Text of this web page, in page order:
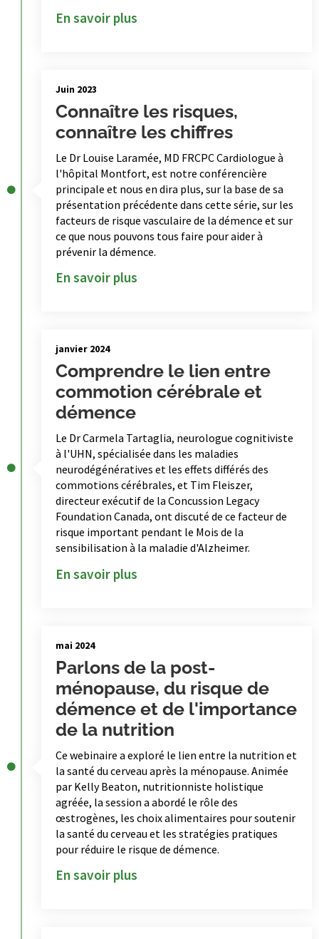
En savoir plus
Juin 2023
Connaître les risques,
connaître les chiffres
Le Dr Louise Laramée, MD FRCPC Cardiologue à
l'hôpital Montfort, est notre conférencière
principale et nous en dira plus, sur la base de sa
présentation précédente dans cette série, sur les
facteurs de risque vasculaire de la démence et sur
ce que nous pouvons tous faire pour aider à
prévenir la démence.
En savoir plus
janvier 2024
Comprendre le lien entre
commotion cérébrale et
démence
Le Dr Carmela Tartaglia, neurologue cognitiviste
à l'UHN, spécialisée dans les maladies
neurodégénératives et les effets différés des
commotions cérébrales, et Tim Fleiszer,
directeur exécutif de la Concussion Legacy
Foundation Canada, ont discuté de ce facteur de
risque important pendant le Mois de la
sensibilisation à la maladie d'Alzheimer.
En savoir plus
mai 2024
Parlons de la post-
ménopause, du risque de
démence et de l'importance
de la nutrition
Ce webinaire a exploré le lien entre la nutrition et
la santé du cerveau après la ménopause. Animée
par Kelly Beaton, nutritionniste holistique
agréée, la session a abordé le rôle des
œstrogènes, les choix alimentaires pour soutenir
la santé du cerveau et les stratégies pratiques
pour réduire le risque de démence.
En savoir plus